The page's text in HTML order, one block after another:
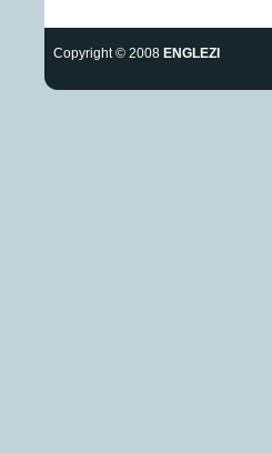
Copyright © 2008 ENGLEZI